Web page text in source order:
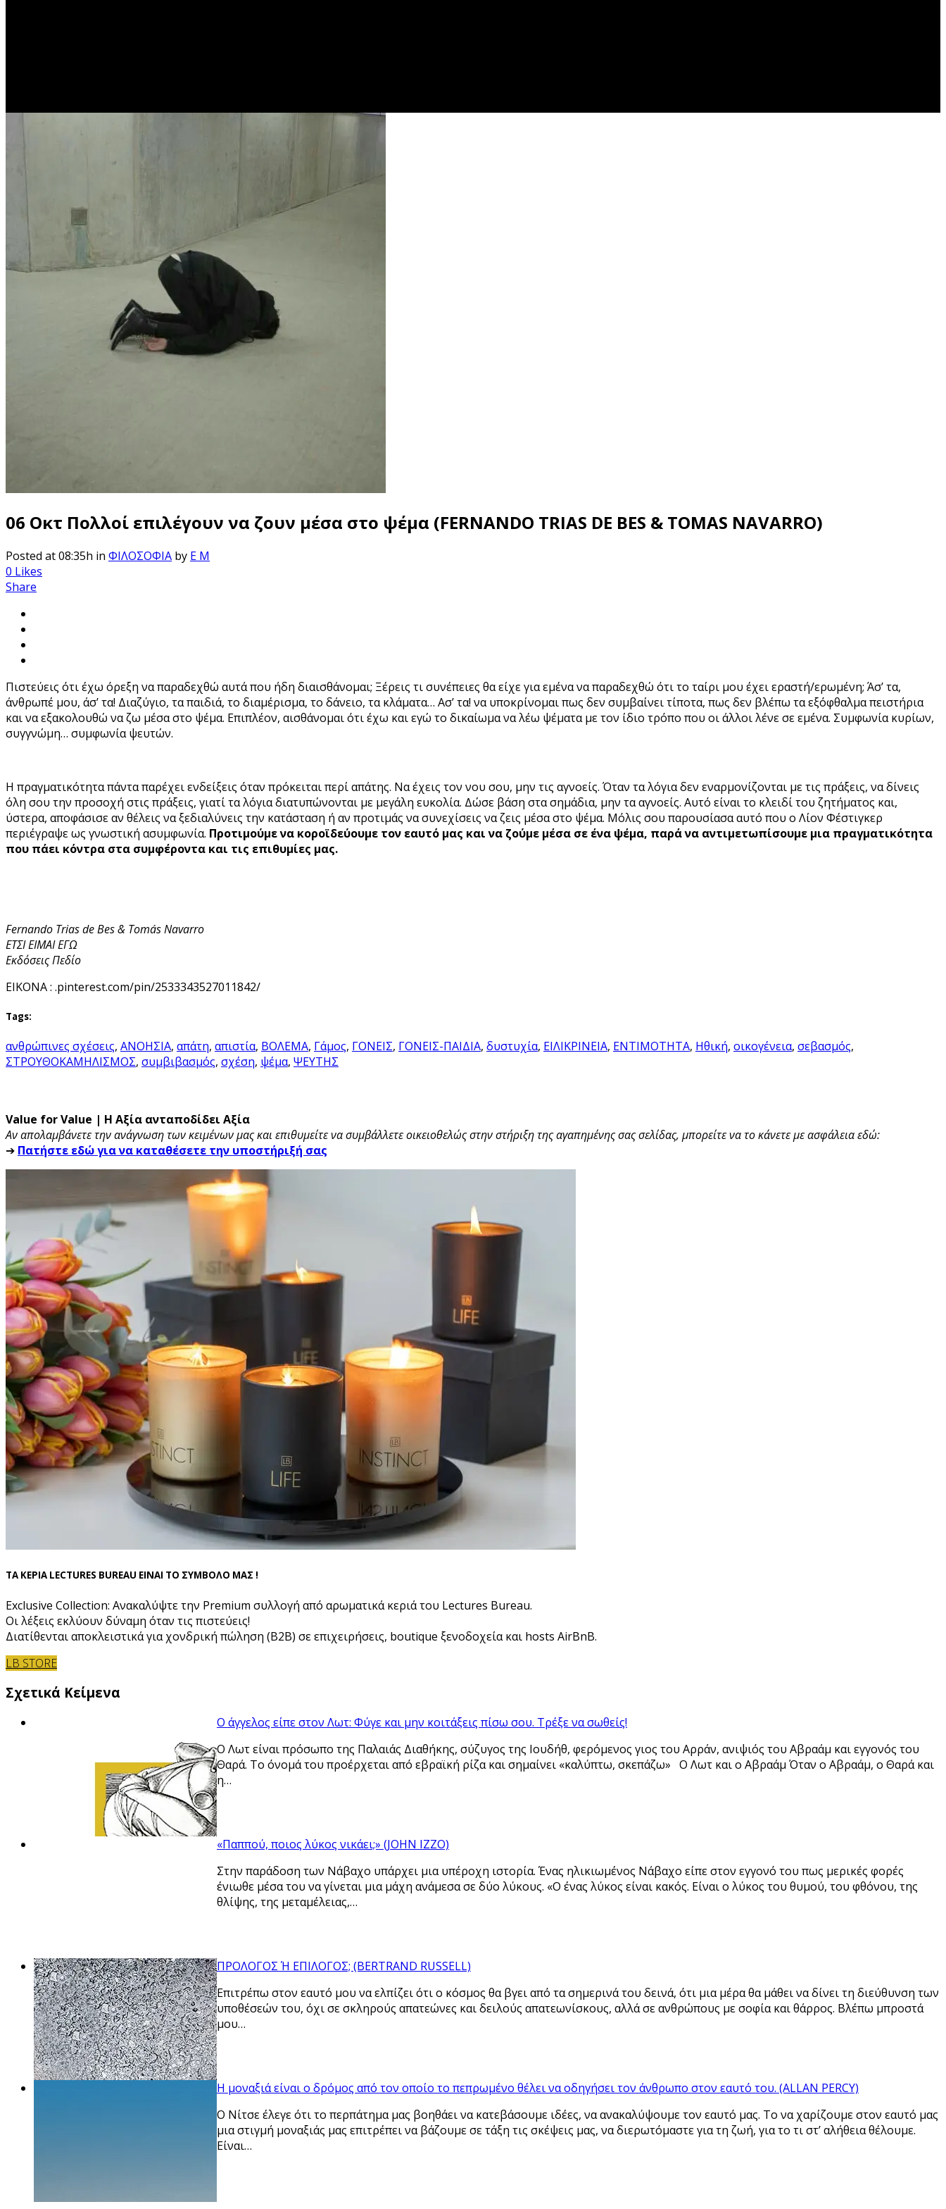
06 Οκτ Πολλοί επιλέγουν να ζουν μέσα στο ψέμα (FERNANDO TRIAS DE BES & TOMAS NAVARRO)
Posted at 08:35h in ΦΙΛΟΣΟΦΙΑ by E M
0 Likes
Share
Πιστεύεις ότι έχω όρεξη να παραδεχθώ αυτά που ήδη διαισθάνομαι; Ξέρεις τι συνέπειες θα είχε για εμένα να παραδεχθώ ότι το ταίρι μου έχει εραστή/ερωμένη; Άσ’ τα,
άνθρωπέ μου, άσ’ τα! Διαζύγιο, τα παιδιά, το διαμέρισμα, το δάνειο, τα κλάματα… Ασ’ τα! να υποκρίνομαι πως δεν συμβαίνει τίποτα, πως δεν βλέπω τα εξόφθαλμα πειστήρια
και να εξακολουθώ να ζω μέσα στο ψέμα. Επιπλέον, αισθάνομαι ότι έχω και εγώ το δικαίωμα να λέω ψέματα με τον ίδιο τρόπο που οι άλλοι λένε σε εμένα. Συμφωνία κυρίων,
συγγνώμη… συμφωνία ψευτών.
Η πραγματικότητα πάντα παρέχει ενδείξεις όταν πρόκειται περί απάτης. Να έχεις τον νου σου, μην τις αγνοείς. Όταν τα λόγια δεν εναρμονίζονται με τις πράξεις, να δίνεις
όλη σου την προσοχή στις πράξεις, γιατί τα λόγια διατυπώνονται με μεγάλη ευκολία. Δώσε βάση στα σημάδια, μην τα αγνοείς. Αυτό είναι το κλειδί του ζητήματος και,
ύστερα, αποφάσισε αν θέλεις να ξεδιαλύνεις την κατάσταση ή αν προτιμάς να συνεχίσεις να ζεις μέσα στο ψέμα. Μόλις σου παρουσίασα αυτό που ο Λίον Φέστιγκερ
περιέγραψε ως γνωστική ασυμφωνία. Προτιμούμε να κοροϊδεύουμε τον εαυτό μας και να ζούμε μέσα σε ένα ψέμα, παρά να αντιμετωπίσουμε μια πραγματικότητα
που πάει κόντρα στα συμφέροντα και τις επιθυμίες μας.
Fernando Trias de Bes & Tomás Navarro
ΕΤΣΙ ΕΙΜΑΙ ΕΓΩ
Εκδόσεις Πεδίο
ΕΙΚΟΝΑ : .pinterest.com/pin/2533343527011842/
Tags:
ανθρώπινες σχέσεις, ΑΝΟΗΣΙΑ, απάτη, απιστία, ΒΟΛΕΜΑ, Γάμος, ΓΟΝΕΙΣ, ΓΟΝΕΙΣ-ΠΑΙΔΙΑ, δυστυχία, ΕΙΛΙΚΡΙΝΕΙΑ, ΕΝΤΙΜΟΤΗΤΑ, Ηθική, οικογένεια, σεβασμός,
ΣΤΡΟΥΘΟΚΑΜΗΛΙΣΜΟΣ, συμβιβασμός, σχέση, ψέμα, ΨΕΥΤΗΣ
Value for Value | Η Αξία ανταποδίδει Αξία
Αν απολαμβάνετε την ανάγνωση των κειμένων μας και επιθυμείτε να συμβάλλετε οικειοθελώς στην στήριξη της αγαπημένης σας σελίδας, μπορείτε να το κάνετε με ασφάλεια εδώ:
➔ Πατήστε εδώ για να καταθέσετε την υποστήριξή σας
ΤΑ ΚΕΡΙΑ LECTURES BUREAU ΕΙΝΑΙ ΤΟ ΣΥΜΒΟΛΟ ΜΑΣ !
Exclusive Collection: Ανακαλύψτε την Premium συλλογή από αρωματικά κεριά του Lectures Bureau.
Οι λέξεις εκλύουν δύναμη όταν τις πιστεύεις!
Διατίθενται αποκλειστικά για χονδρική πώληση (B2B) σε επιχειρήσεις, boutique ξενοδοχεία και hosts AirBnB.
LB STORE
Σχετικά Κείμενα
Ο άγγελος είπε στον Λωτ: Φύγε και μην κοιτάξεις πίσω σου. Τρέξε να σωθείς!
Ο Λωτ είναι πρόσωπο της Παλαιάς Διαθήκης, σύζυγος της Ιουδήθ, φερόμενος γιος του Αρράν, ανιψιός του Αβραάμ και εγγονός του
Θαρά. Το όνομά του προέρχεται από εβραϊκή ρίζα και σημαίνει «καλύπτω, σκεπάζω» Ο Λωτ και ο Αβραάμ Όταν ο Αβραάμ, ο Θαρά και
η…
«Παππού, ποιος λύκος νικάει;» (JOHN IZZO)
Στην παράδοση των Νάβαχο υπάρχει μια υπέροχη ιστορία. Ένας ηλικιωμένος Νάβαχο είπε στον εγγονό του πως μερικές φορές
ένιωθε μέσα του να γίνεται μια μάχη ανάμεσα σε δύο λύκους. «Ο ένας λύκος είναι κακός. Είναι ο λύκος του θυμού, του φθόνου, της
θλίψης, της μεταμέλειας,…
ΠΡΟΛΟΓΟΣ Ή ΕΠΙΛΟΓΟΣ; (BERTRAND RUSSELL)
Επιτρέπω στον εαυτό μου να ελπίζει ότι ο κόσμος θα βγει από τα σημερινά του δεινά, ότι μια μέρα θα μάθει να δίνει τη διεύθυνση των
υποθέσεών του, όχι σε σκληρούς απατεώνες και δειλούς απατεωνίσκους, αλλά σε ανθρώπους με σοφία και θάρρος. Βλέπω μπροστά
μου…
Η μοναξιά είναι ο δρόμος από τον οποίο το πεπρωμένο θέλει να οδηγήσει τον άνθρωπο στον εαυτό του. (ALLAN PERCY)
Ο Νίτσε έλεγε ότι το περπάτημα μας βοηθάει να κατεβάσουμε ιδέες, να ανακαλύψουμε τον εαυτό μας. Το να χαρίζουμε στον εαυτό μας
μια στιγμή μοναξιάς μας επιτρέπει να βάζουμε σε τάξη τις σκέψεις μας, να διερωτόμαστε για τη ζωή, για το τι στ’ αλήθεια θέλουμε.
Είναι…